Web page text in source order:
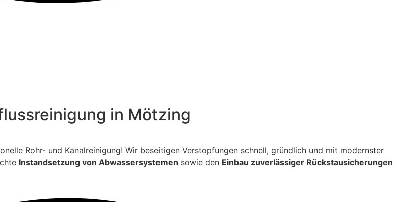
in Mötzing
Rohr- und Kanalreinigung! Wir beseitigen Verstopfungen schnell, gründlich und mit modernster
Instandsetzung von Abwassersystemen sowie den Einbau zuverlässiger Rückstausicherungen